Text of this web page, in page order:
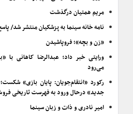
مریم همتیان درگذشت
نامه خانه سینما به پزشکیان منتشر شد/
«زن و بچه»؛ فروپاشیدن
ورایتی خبر داد؛ عبدالرضا کاهانی با
می‌رود
رکورد «انتقام‌جویان: پایان بازی»
جدید» درحال ورود به فهرست تاریخی
امیر نادری و ذات و زبان سینما